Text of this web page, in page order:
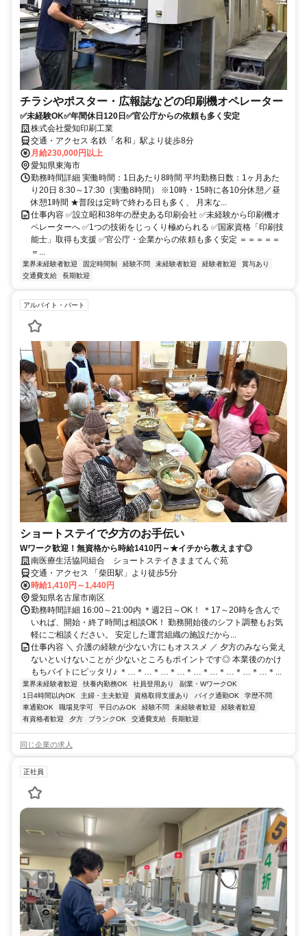
チラシやポスター・広報誌などの印刷機オペレーター
✅未経験OK✅年間休日120日✅官公庁からの依頼も多く安定
株式会社愛知印刷工業
交通・アクセス 名鉄「名和」駅より徒歩8分
月給230,000円以上
愛知県東海市
勤務時間詳細 実働時間：1日あたり8時間 平均勤務日数：1ヶ月あた
り20日 8:30～17:30（実働8時間） ※10時・15時に各10分休憩／昼
休憩1時間 ★普段は定時で終わる日も多く、 月末な...
仕事内容 ✅設立昭和38年の歴史ある印刷会社 ✅未経験から印刷機オ
ペレーターへ ✅1つの技術をじっくり極められる ✅国家資格「印刷技
能士」取得も支援 ✅官公庁・企業からの依頼も多く安定 ＝＝＝＝＝
＝...
業界未経験者歓迎 固定時間制 経験不問 未経験者歓迎 経験者歓迎
賞与あり
交通費支給
長期歓迎
アルバイト・パート
ショートステイで夕方のお手伝い
Wワーク歓迎！無資格から時給1410円～★イチから教えます◎
南医療生活協同組合 ショートステイきままてんぐ苑
交通・アクセス 「柴田駅」より徒歩5分
時給1,410円～1,440円
愛知県名古屋市南区
勤務時間詳細 16:00～21:00内 ＊週2日～OK！ ＊17～20時を含んで
いれば、開始・終了時間は相談OK！ 勤務開始後のシフト調整もお気
軽にご相談ください。 安定した運営組織の施設だから...
仕事内容 ＼ 介護の経験が少ない方にもオススメ ／ 夕方のみなら覚え
ないといけないことが 少ないところもポイントです◎ 本業後のかけ
もちバイトにピッタリ♪ ＊…＊…＊…＊…＊…＊…＊…＊…＊…＊...
業界未経験者歓迎 扶養内勤務OK 社員登用あり
副業・WワークOK
1日4時間以内OK
主婦・主夫歓迎 資格取得支援あり バイク通勤OK
学歴不問
車通勤OK
職場見学可 平日のみOK 経験不問 未経験者歓迎
経験者歓迎
有資格者歓迎
夕方 ブランクOK 交通費支給 長期歓迎
同じ企業の求人
正社員